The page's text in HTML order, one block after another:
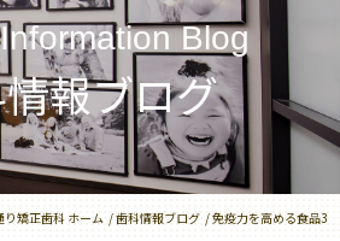
Blog
報ブログ
矯正歯科 ホーム 歯科情報ブログ 免疫力を高める食品3